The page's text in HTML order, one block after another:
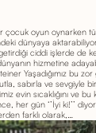
çocuk oyun oynarken
dünyaya
ciddi işlerde de
hizmetine
Yaşadığımız bu
sabırla ve sevgiyle
evin sıcaklığını ve bu
her gün ‘’İyi ki!’’
farklı olarak,…